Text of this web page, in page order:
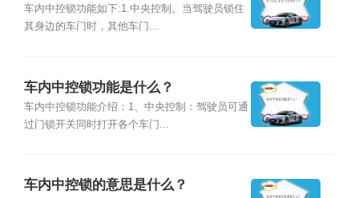
车内中控锁功能如下:1.中央控制。当驾驶员锁住
其身边的车门时，其他车门...
车内中控锁功能是什么？
车内中控锁功能介绍：1、中央控制：驾驶员可通
过门锁开关同时打开各个车门...
车内中控锁的意思是什么？